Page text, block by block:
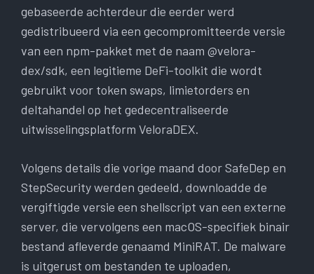
gebaseerde achterdeur die eerder werd
gedistribueerd via een gecompromitteerde versie
van een npm-pakket met de naam @velora-
dex/sdk, een legitieme DeFi-toolkit die wordt
gebruikt voor token swaps, limietorders en
deltahandel op het gedecentraliseerde
uitwisselingsplatform VeloraDEX.
Volgens details die vorige maand door SafeDep en
StepSecurity werden gedeeld, downloadde de
vergiftigde versie een shellscript van een externe
server, die vervolgens een macOS-specifiek binair
bestand afleverde genaamd MiniRAT. De malware
is uitgerust om bestanden te uploaden,